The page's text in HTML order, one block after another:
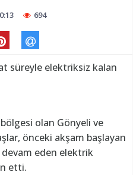
694
süreyle elektriksiz kalan
bölgesi olan Gönyeli ve
önceki akşam başlayan
eden elektrik
etti.